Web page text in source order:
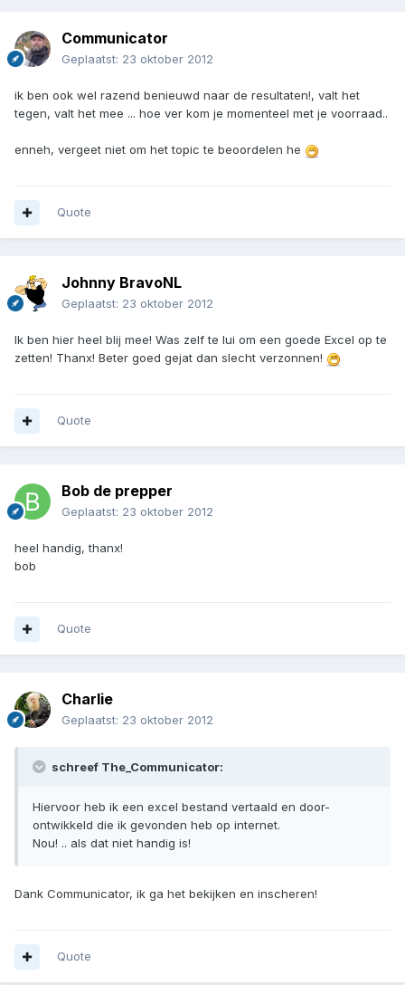
Communicator
Geplaatst: 23 oktober 2012
ik ben ook wel razend benieuwd naar de resultaten!, valt het
tegen, valt het mee ... hoe ver kom je momenteel met je voorraad..
enneh, vergeet niet om het topic te beoordelen he
Quote
Johnny BravoNL
Geplaatst: 23 oktober 2012
Ik ben hier heel blij mee! Was zelf te lui om een goede Excel op te
zetten! Thanx! Beter goed gejat dan slecht verzonnen!
Quote
Bob de prepper
Geplaatst: 23 oktober 2012
heel handig, thanx!
bob
Quote
Charlie
Geplaatst: 23 oktober 2012
schreef The_Communicator:
Hiervoor heb ik een excel bestand vertaald en door-
ontwikkeld die ik gevonden heb op internet.
Nou! .. als dat niet handig is!
Dank Communicator, ik ga het bekijken en inscheren!
Quote